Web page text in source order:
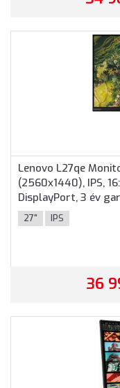
Lenovo L27qe
(2560x1440), IPS,
DisplayPort, 3 év
27" IPS
36